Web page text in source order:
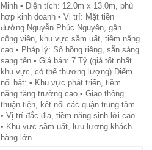
Minh • Diện tích: 12.0m x 13.0m, phù
hợp kinh doanh • Vị trí: Mặt tiền
đường Nguyễn Phúc Nguyên, gần
công viên, khu vực sầm uất, tiềm năng
cao • Pháp lý: Sổ hồng riêng, sẵn sàng
sang tên • Giá bán: 7 Tỷ (giá tốt nhất
khu vực, có thể thương lượng) Điểm
nổi bật: • Khu vực phát triển, tiềm
năng tăng trưởng cao • Giao thông
thuận tiện, kết nối các quận trung tâm
• Vị trí đắc địa, tiềm năng sinh lời cao
• Khu vực sầm uất, lưu lượng khách
hàng lớn